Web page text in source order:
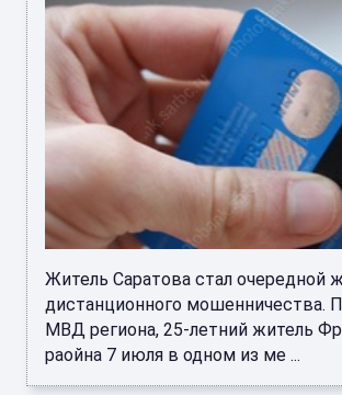
Житель Саратова стал очередной
дистанционного мошенничества.
МВД региона, 25-летний житель
раойна 7 июля в одном из ме ...